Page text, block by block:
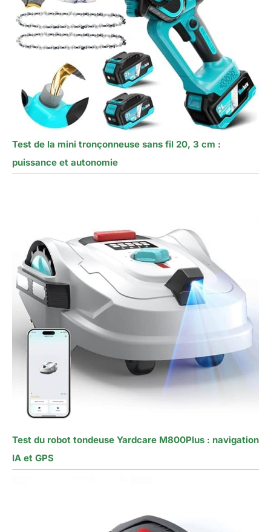
Test de la mini tronçonneuse sans fil 20, 3 cm :
puissance et autonomie
Test du robot tondeuse Yardcare M800Plus : navigation
IA et GPS